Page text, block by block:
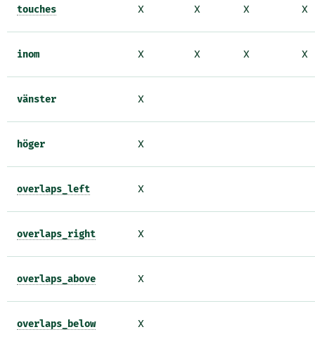
touches X X X X
inom X X X X
vänster X
höger X
overlaps_left X
overlaps_right X
overlaps_above X
overlaps_below X